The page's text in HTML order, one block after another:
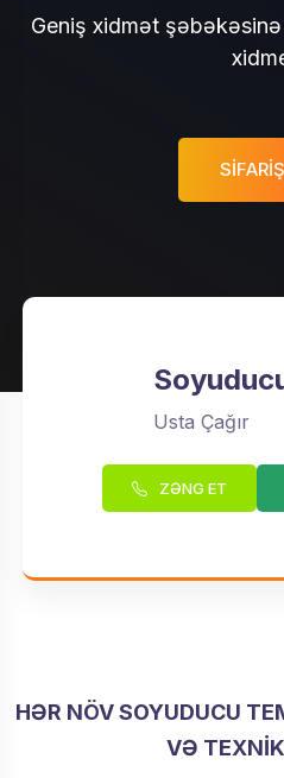
Geniş xidmət
Usta Çağır
ZƏNG ET
HƏR NÖV SOYUDUCU
VƏ